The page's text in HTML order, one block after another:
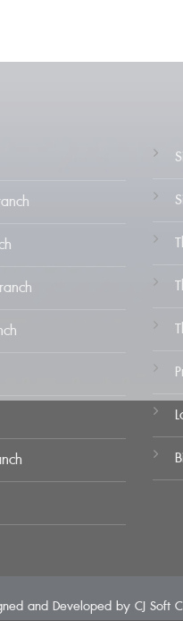
and Developed by CJ Soft